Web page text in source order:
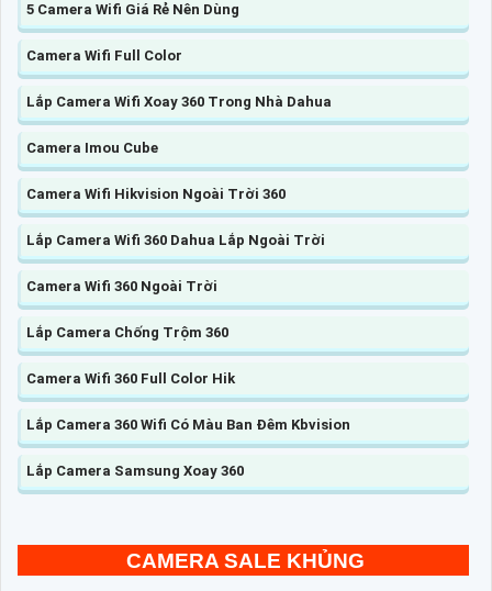
5 Camera Wifi Giá Rẻ Nên Dùng
Camera Wifi Full Color
Lắp Camera Wifi Xoay 360 Trong Nhà Dahua
Camera Imou Cube
Camera Wifi Hikvision Ngoài Trời 360
Lắp Camera Wifi 360 Dahua Lắp Ngoài Trời
Camera Wifi 360 Ngoài Trời
Lắp Camera Chống Trộm 360
Camera Wifi 360 Full Color Hik
Lắp Camera 360 Wifi Có Màu Ban Đêm Kbvision
Lắp Camera Samsung Xoay 360
CAMERA SALE KHỦNG